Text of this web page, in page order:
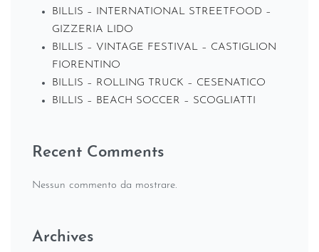
BILLIS – INTERNATIONAL STREETFOOD –
GIZZERIA LIDO
BILLIS – VINTAGE FESTIVAL – CASTIGLION
FIORENTINO
BILLIS – ROLLING TRUCK – CESENATICO
BILLIS – BEACH SOCCER – SCOGLIATTI
Recent Comments
Nessun commento da mostrare.
Archives